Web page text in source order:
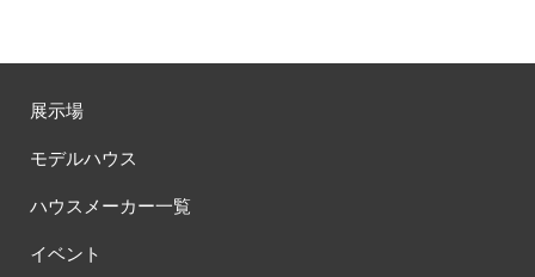
展示場
モデルハウス
ハウスメーカー一覧
イベント